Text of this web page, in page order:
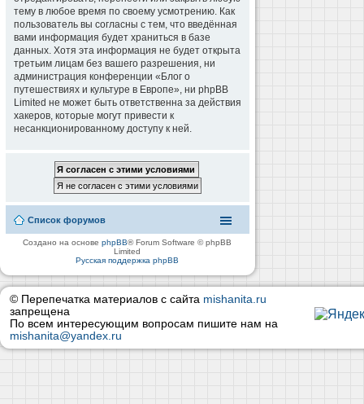
тему в любое время по своему усмотрению. Как
пользователь вы согласны с тем, что введённая
вами информация будет храниться в базе
данных. Хотя эта информация не будет открыта
третьим лицам без вашего разрешения, ни
администрация конференции «Блог о
путешествиях и культуре в Европе», ни phpBB
Limited не может быть ответственна за действия
хакеров, которые могут привести к
несанкционированному доступу к ней.
Список форумов
Создано на основеphpBB® Forum Software © phpBB
Limited
Русская поддержка phpBB
© Перепечатка материалов с сайта mishanita.ru
запрещена
По всем интересующим вопросам пишите нам на
mishanita@yandex.ru